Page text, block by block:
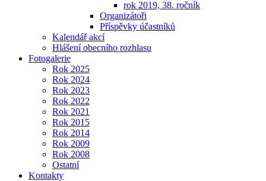
rok 2019, 38. ročník
Organizátoři
Příspěvky účastníků
Kalendář akcí
Hlášení obecního rozhlasu
Fotogalerie
Rok 2025
Rok 2024
Rok 2023
Rok 2022
Rok 2021
Rok 2015
Rok 2014
Rok 2009
Rok 2008
Ostatní
Kontakty